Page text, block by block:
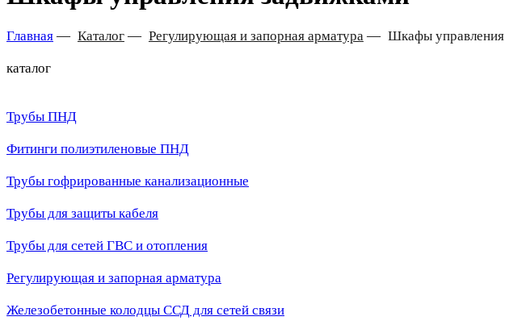
Главная — Каталог— Регулирующая и запорная арматура— Шкафы управления
каталог
Трубы ПНД
Фитинги полиэтиленовые ПНД
Трубы гофрированные канализационные
Трубы для защиты кабеля
Трубы для сетей ГВС и отопления
Регулирующая и запорная арматура
Железобетонные колодцы ССД для сетей связи